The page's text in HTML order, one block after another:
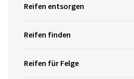
Reifen entsorgen
Reifen finden
Reifen für Felge